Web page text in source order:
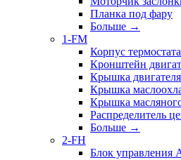
Планка под фару
Больше →
1-FM
Корпус термостата
Кронштейн
Крышка двигателя
Крышка
Крышка
Распределитель
Больше →
2-FH
Блок управления